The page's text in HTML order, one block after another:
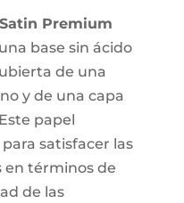
Premium
base sin ácido
de una
y de una capa
papel
satisfacer las
en términos de
de las